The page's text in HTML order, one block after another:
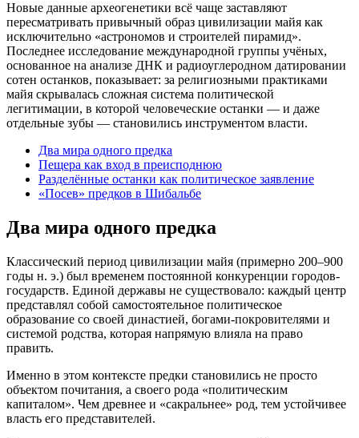
Новые данные археогенетики всё чаще заставляют
пересматривать привычный образ цивилизации майя как
исключительно «астрономов и строителей пирамид».
Последнее исследование международной группы учёных,
основанное на анализе ДНК и радиоуглеродном датировании
сотен останков, показывает: за религиозными практиками
майя скрывалась сложная система политической
легитимации, в которой человеческие останки — и даже
отдельные зубы — становились инструментом власти.
Два мира одного предка
Пещера как вход в преисподнюю
Разделённые останки как политическое заявление
«Посев» предков в Шибальбе
Два мира одного предка
Классический период цивилизации майя (примерно 200–900
годы н. э.) был временем постоянной конкуренции городов-
государств. Единой державы не существовало: каждый центр
представлял собой самостоятельное политическое
образование со своей династией, богами-покровителями и
системой родства, которая напрямую влияла на право
править.
Именно в этом контексте предки становились не просто
объектом почитания, а своего рода «политическим
капиталом». Чем древнее и «сакральнее» род, тем устойчивее
власть его представителей.